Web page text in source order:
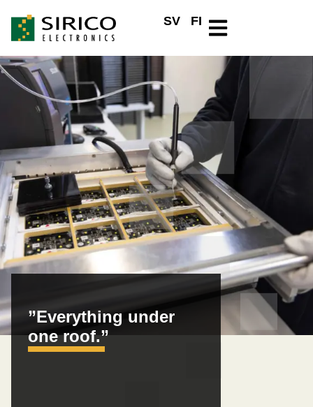
SV FI
”Everything under
one roof.”